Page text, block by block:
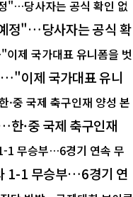
정"…당사자는 공식 확
이제 국가대표 유니
한·중 국제 축구인재
1-1 무승부…6경기 연